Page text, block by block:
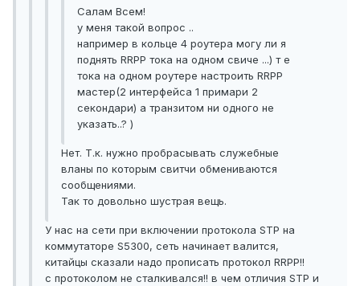
Салам Всем!
у меня такой вопрос ..
например в кольце 4 роутера могу ли я
поднять RRPP тока на одном свиче ...) т е
тока на одном роутере настроить RRPP
мастер(2 интерфейса 1 примари 2
секондари) а транзитом ни одного не
указать..? )
Нет. Т.к. нужно пробрасывать служебные
вланы по которым свитчи обмениваются
сообщениями.
Так то довольно шустрая вещь.
У нас на сети при включении протокола STP на
коммутаторе S5300, сеть начинает валится,
китайцы сказали надо прописать протокол RRPP!!
c протоколом не сталкивался!! в чем отличия STP и